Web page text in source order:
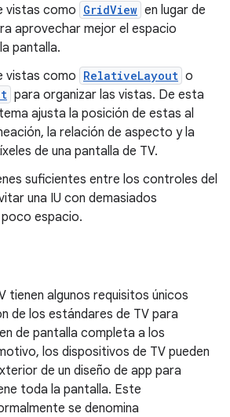
vistas como GridView en lugar de
aprovechar mejor el espacio
pantalla.
vistas como RelativeLayout o
para organizar las vistas. De esta
ajusta la posición de estas al
la relación de aspecto y la
de una pantalla de TV.
suficientes entre los controles del
una IU con demasiados
espacio.
tienen algunos requisitos únicos
de los estándares de TV para
de pantalla completa a los
los dispositivos de TV pueden
de un diseño de app para
toda la pantalla. Este
se denomina